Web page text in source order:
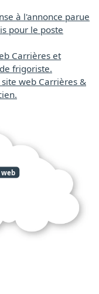
à l'annonce parue
pour le poste
Carrières et
frigoriste.
web Carrières &
web